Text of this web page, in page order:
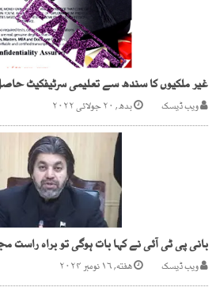
غیر ملکیوں کا سندھ سے تعلیمی سرٹیفکیٹ
ویب ڈیسک بدھ, ۲۰ جولائی ۲۰۲۲
بانی پی ٹی آئی نے کہا بات ہوگی تو براہ
ویب ڈیسک هفته, ۱۶ نومبر ۲۰۲۴